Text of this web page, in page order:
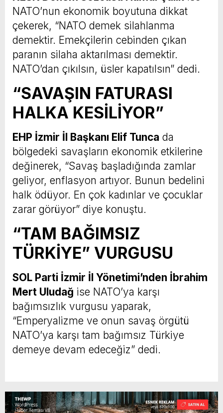
NATO’nun ekonomik boyutuna dikkat
çekerek, “NATO demek silahlanma
demektir. Emekçilerin cebinden çıkan
paranın silaha aktarılması demektir.
NATO’dan çıkılsın, üsler kapatılsın” dedi.
“SAVAŞIN FATURASI
HALKA KESİLİYOR”
EHP İzmir İl Başkanı Elif Tunca da
bölgedeki savaşların ekonomik etkilerine
değinerek, “Savaş başladığında zamlar
geliyor, enflasyon artıyor. Bunun bedelini
halk ödüyor. En çok kadınlar ve çocuklar
zarar görüyor” diye konuştu.
“TAM BAĞIMSIZ
TÜRKİYE” VURGUSU
SOL Parti İzmir İl Yönetimi’nden İbrahim
Mert Uludağ ise NATO’ya karşı
bağımsızlık vurgusu yaparak,
“Emperyalizme ve onun savaş örgütü
NATO’ya karşı tam bağımsız Türkiye
demeye devam edeceğiz” dedi.